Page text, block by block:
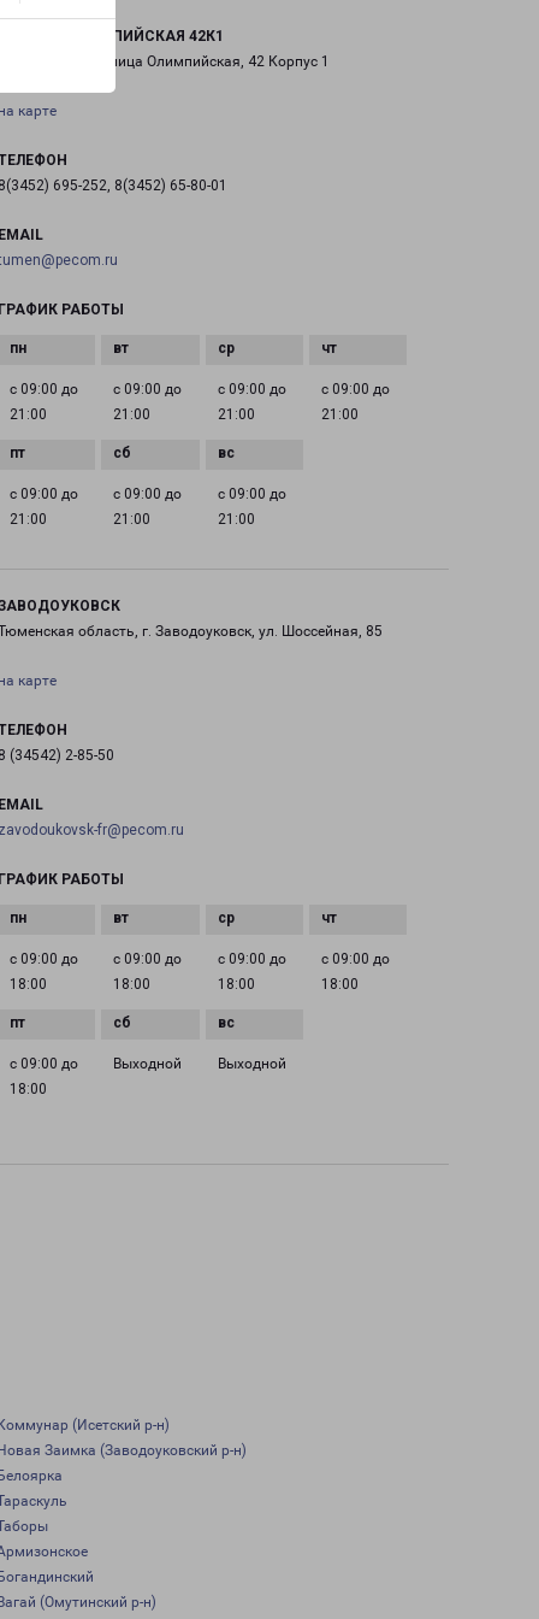
ОЛИМПИЙСКАЯ 42К1
Тюмень, улица Олимпийская, 42 Корпус 1
карте
695-252, 8(3452) 65-80-01
РАБОТЫ
с 09:00 до
21:00
с 09:00 до
21:00
с 09:00 до
21:00
с 09:00 до
21:00
с 09:00 до
21:00
с 09:00 до
21:00
с 09:00 до
21:00
область, г. Заводоуковск, ул. Шоссейная, 85
карте
(34542) 2-85-50
fr@pecom.ru
РАБОТЫ
с 09:00 до
18:00
с 09:00 до
18:00
с 09:00 до
18:00
с 09:00 до
18:00
с 09:00 до
18:00
Выходной Выходной
(Исетский р-н)
Заимка (Заводоуковский р-н)
(Омутинский р-н)